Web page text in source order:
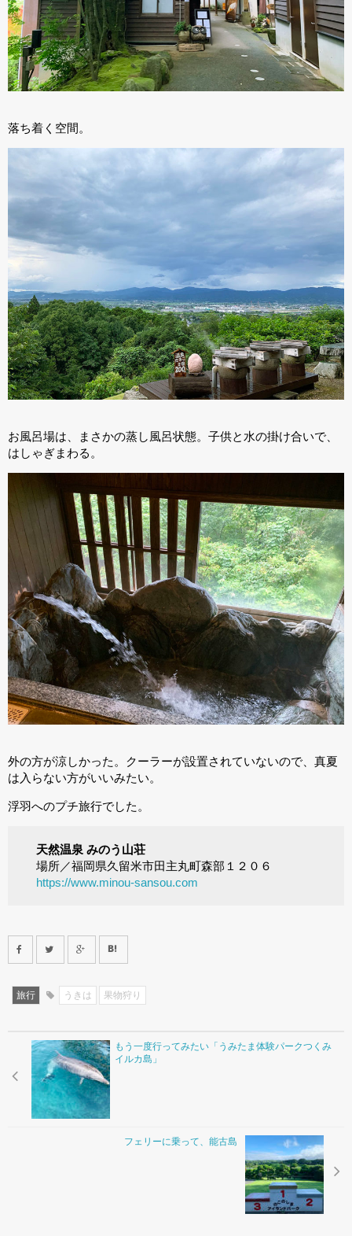
落ち着く空間。
お風呂場は、まさかの蒸し風呂状態。子供と水の掛け合いで、
はしゃぎまわる。
外の方が涼しかった。クーラーが設置されていないので、真夏
は入らない方がいいみたい。
浮羽へのプチ旅行でした。
天然温泉 みのう山荘
場所／福岡県久留米市田主丸町森部１２０６
https://www.minou-sansou.com
旅行 うきは 果物狩り
もう一度行ってみたい「うみたま体験パークつくみ
イルカ島」
フェリーに乗って、能古島